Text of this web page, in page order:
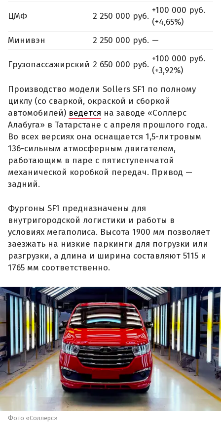
ЦМФ 2 250 000 руб.
+100 000 руб.
(+4,65%)
Минивэн
2 250 000 руб. —
Грузопассажирский 2 650 000 руб.
+100 000 руб.
(+3,92%)
Производство модели Sollers SF1 по полному
циклу (со сваркой, окраской и сборкой
автомобилей) ведется на заводе «Соллерс
Алабуга» в Татарстане с апреля прошлого года.
Во всех версиях она оснащается 1,5-литровым
136-сильным атмосферным двигателем,
работающим в паре с пятиступенчатой
механической коробкой передач. Привод —
задний.
Фургоны SF1 предназначены для
внутригородской логистики и работы в
условиях мегаполиса. Высота 1900 мм позволяет
заезжать на низкие паркинги для погрузки или
разгрузки, а длина и ширина составляют 5115 и
1765 мм соответственно.
Фото «Соллерс»